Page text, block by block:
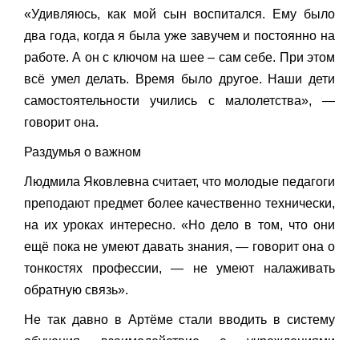
«Удивляюсь, как мой сын воспитался. Ему было
два года, когда я была уже завучем и постоянно на
работе. А он с ключом на шее – сам себе. При этом
всё умел делать. Время было другое. Наши дети
самостоятельности учились с малолетства», —
говорит она.
Раздумья о важном
Людмила Яковлевна считает, что молодые педагоги
преподают предмет более качественно технически,
на их уроках интересно. «Но дело в том, что они
ещё пока не умеют давать знания, — говорит она о
тонкостях профессии, — не умеют налаживать
обратную связь».
Не так давно в Артёме стали вводить в систему